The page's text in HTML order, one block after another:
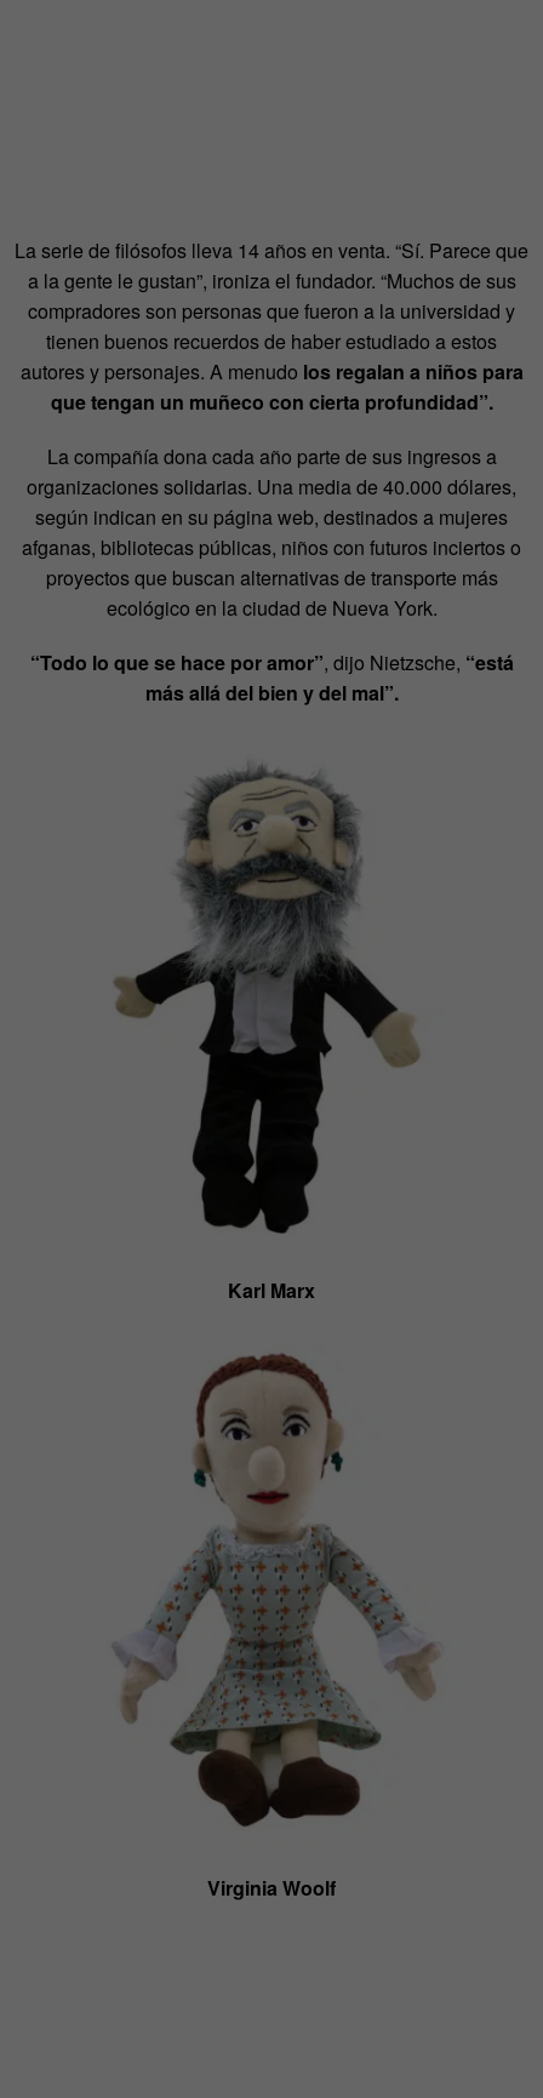
La serie de filósofos lleva 14 años en venta. “Sí. Parece que
a la gente le gustan”, ironiza el fundador. “Muchos de sus
compradores son personas que fueron a la universidad y
tienen buenos recuerdos de haber estudiado a estos
autores y personajes. A menudo los regalan a niños para
que tengan un muñeco con cierta profundidad”.
La compañía dona cada año parte de sus ingresos a
organizaciones solidarias. Una media de 40.000 dólares,
según indican en su página web, destinados a mujeres
afganas, bibliotecas públicas, niños con futuros inciertos o
proyectos que buscan alternativas de transporte más
ecológico en la ciudad de Nueva York.
“Todo lo que se hace por amor”, dijo Nietzsche, “está
más allá del bien y del mal”.
Karl Marx
Virginia Woolf